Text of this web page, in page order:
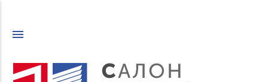
menu